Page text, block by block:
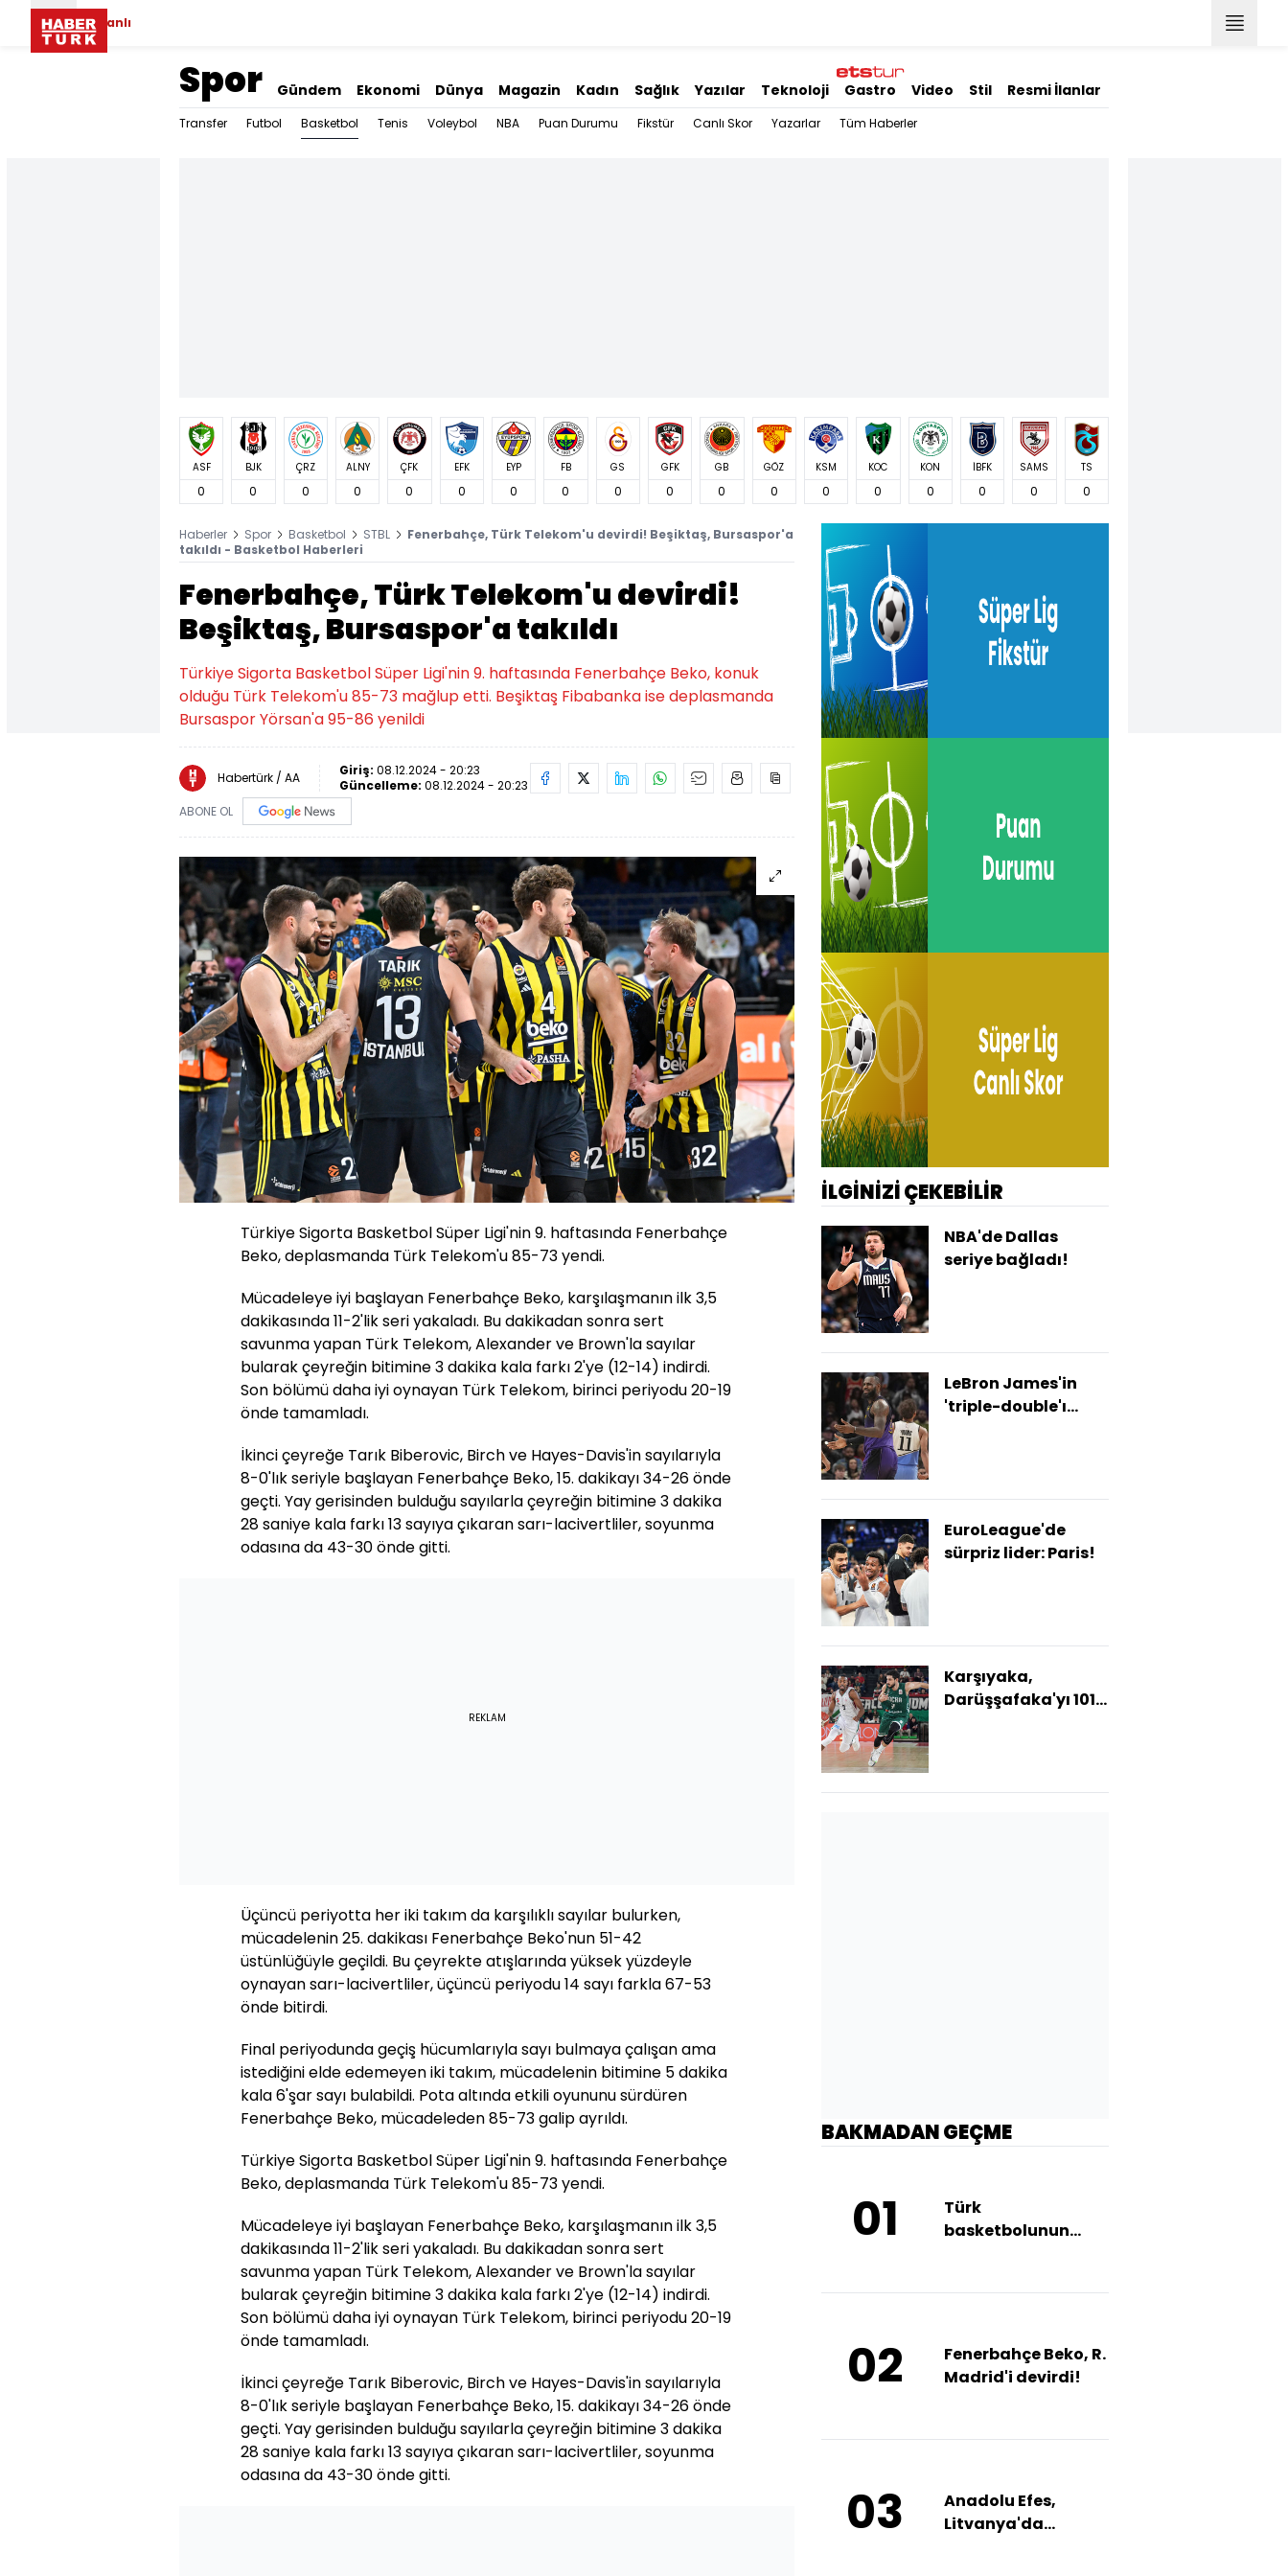
Canlı
Spor Gündem Ekonomi Dünya Magazin Kadın Sağlık Yazılar Teknoloji Gastro Video Stil Resmi İlanlar
Transfer Futbol Basketbol Tenis Voleybol NBA Puan Durumu Fikstür Canlı Skor Yazarlar Tüm Haberler
ASF
0
BJK
0
ÇRZ
0
ALNY
0
ÇFK
0
EFK
0
EYP
0
FB
0
GS
0
GFK
0
GB
0
GÖZ
0
KSM
0
KOC
0
KON
0
İBFK
0
SAMS
0
TS
0
Haberler Spor Basketbol STBL
Fenerbahçe, Türk Telekom'u devirdi! Beşiktaş, Bursaspor'a
takıldı - Basketbol Haberleri
Fenerbahçe, Türk Telekom'u devirdi!
Beşiktaş, Bursaspor'a takıldı
Türkiye Sigorta Basketbol Süper Ligi'nin 9. haftasında Fenerbahçe Beko, konuk
olduğu Türk Telekom'u 85-73 mağlup etti. Beşiktaş Fibabanka ise deplasmanda
Bursaspor Yörsan'a 95-86 yenildi
Habertürk / AA Giriş: 08.12.2024 - 20:23
Güncelleme: 08.12.2024 - 20:23
ABONE OL
Türkiye Sigorta Basketbol Süper Ligi'nin 9. haftasında Fenerbahçe
Beko, deplasmanda Türk Telekom'u 85-73 yendi.
Mücadeleye iyi başlayan Fenerbahçe Beko, karşılaşmanın ilk 3,5
dakikasında 11-2'lik seri yakaladı. Bu dakikadan sonra sert
savunma yapan Türk Telekom, Alexander ve Brown'la sayılar
bularak çeyreğin bitimine 3 dakika kala farkı 2'ye (12-14) indirdi.
Son bölümü daha iyi oynayan Türk Telekom, birinci periyodu 20-19
önde tamamladı.
İkinci çeyreğe Tarık Biberovic, Birch ve Hayes-Davis'in sayılarıyla
8-0'lık seriyle başlayan Fenerbahçe Beko, 15. dakikayı 34-26 önde
geçti. Yay gerisinden bulduğu sayılarla çeyreğin bitimine 3 dakika
28 saniye kala farkı 13 sayıya çıkaran sarı-lacivertliler, soyunma
odasına da 43-30 önde gitti.
REKLAM
Üçüncü periyotta her iki takım da karşılıklı sayılar bulurken,
mücadelenin 25. dakikası Fenerbahçe Beko'nun 51-42
üstünlüğüyle geçildi. Bu çeyrekte atışlarında yüksek yüzdeyle
oynayan sarı-lacivertliler, üçüncü periyodu 14 sayı farkla 67-53
önde bitirdi.
Final periyodunda geçiş hücumlarıyla sayı bulmaya çalışan ama
istediğini elde edemeyen iki takım, mücadelenin bitimine 5 dakika
kala 6'şar sayı bulabildi. Pota altında etkili oyununu sürdüren
Fenerbahçe Beko, mücadeleden 85-73 galip ayrıldı.
Türkiye Sigorta Basketbol Süper Ligi'nin 9. haftasında Fenerbahçe
Beko, deplasmanda Türk Telekom'u 85-73 yendi.
Mücadeleye iyi başlayan Fenerbahçe Beko, karşılaşmanın ilk 3,5
dakikasında 11-2'lik seri yakaladı. Bu dakikadan sonra sert
savunma yapan Türk Telekom, Alexander ve Brown'la sayılar
bularak çeyreğin bitimine 3 dakika kala farkı 2'ye (12-14) indirdi.
Son bölümü daha iyi oynayan Türk Telekom, birinci periyodu 20-19
önde tamamladı.
İkinci çeyreğe Tarık Biberovic, Birch ve Hayes-Davis'in sayılarıyla
8-0'lık seriyle başlayan Fenerbahçe Beko, 15. dakikayı 34-26 önde
geçti. Yay gerisinden bulduğu sayılarla çeyreğin bitimine 3 dakika
28 saniye kala farkı 13 sayıya çıkaran sarı-lacivertliler, soyunma
odasına da 43-30 önde gitti.
İLGİNİZİ ÇEKEBİLİR
NBA'de Dallas
seriye bağladı!
LeBron James'in
'triple-double'ı
EuroLeague'de
sürpriz lider: Paris!
Karşıyaka,
Darüşşafaka'yı 101
BAKMADAN GEÇME
01
Türk
basketbolunun
02
Fenerbahçe Beko, R.
Madrid'i devirdi!
03
Anadolu Efes,
Litvanya'da